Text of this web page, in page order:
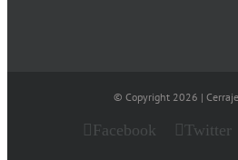
© Copyright 2026 |
Facebook Twitter